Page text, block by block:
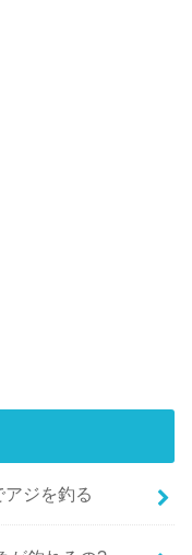
ジを釣る